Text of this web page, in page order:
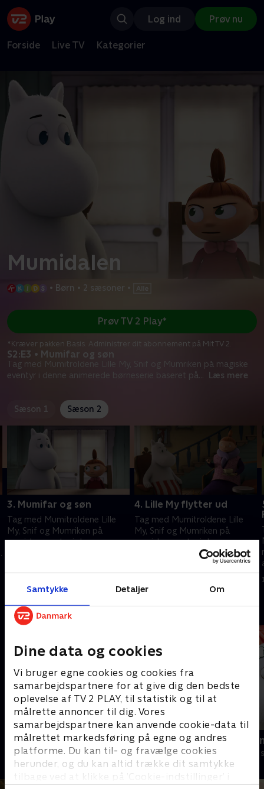
Samtykke Detaljer Om
Dine data og cookies
Vi bruger egne cookies og cookies fra
samarbejdspartnere for at give dig den bedste
oplevelse af TV 2 PLAY, til statistik og til at
målrette annoncer til dig. Vores
samarbejdspartnere kan anvende cookie-data til
målrettet markedsføring på egne og andres
platforme. Du kan til- og fravælge cookies
herunder, og du kan altid trække dit samtykke
tilbage ved at klikke på ’Cookie-indstillinger’ i
Log ind Prøv nu
Forside Live TV Kategorier
Mumidalen
• Børn • 2 sæsoner •
S2:E3 • Mumifar og søn
Tag med Mumitroldene Lille My, Snif og Mumriken på magiske
eventyr i denne animerede børneserie baseret på
Læs mere
Prøv TV 2 Play*
*Kræver pakken Basis. Administrer dit abonnement på Mit TV 2.
Sæson 1 Sæson 2
3. Mumifar og søn
Tag med Mumitroldene Lille
My, Snif og Mumriken på
magiske eventyr i denne
bøger.
4. Lille My flytter ud
Tag med Mumitroldene Lille
My, Snif og Mumriken på
magiske eventyr i denne
animerede børneserie baseret
på Tove Janssons fantastiske
bøger.
Andre så også
Barbapapa
Børneserier • 1 sæsoner Børneserier • 1